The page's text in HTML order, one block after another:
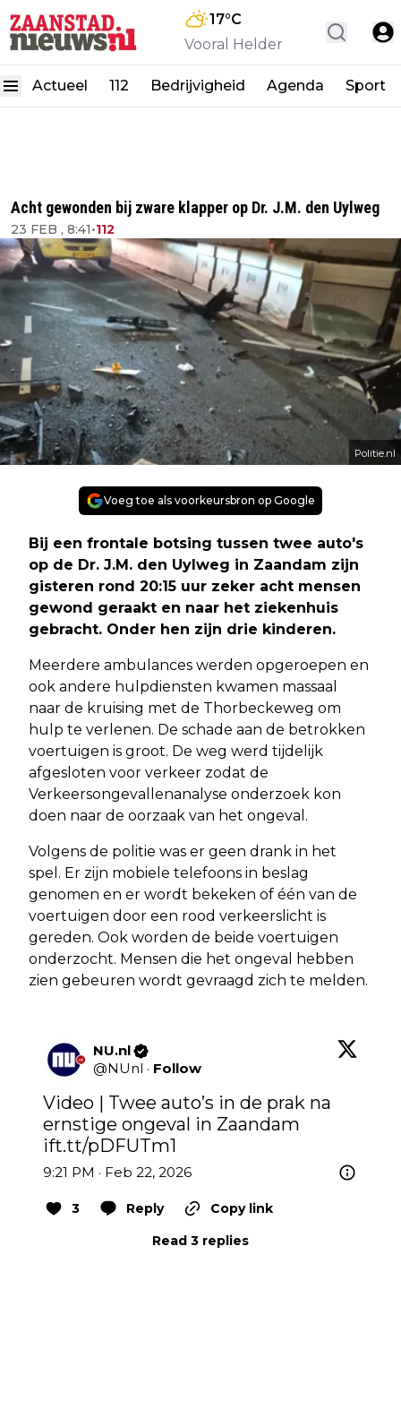
17°C
Vooral Helder
Actueel 112 Bedrijvigheid Agenda Sport
Acht gewonden bij zware klapper op Dr. J.M. den Uylweg
23 FEB , 8:41•112
Politie.nl
Voeg toe als voorkeursbron op Google
Bij een frontale botsing tussen twee auto's
op de Dr. J.M. den Uylweg in Zaandam zijn
gisteren rond 20:15 uur zeker acht mensen
gewond geraakt en naar het ziekenhuis
gebracht. Onder hen zijn drie kinderen.
Meerdere ambulances werden opgeroepen en
ook andere hulpdiensten kwamen massaal
naar de kruising met de Thorbeckeweg om
hulp te verlenen. De schade aan de betrokken
voertuigen is groot. De weg werd tijdelijk
afgesloten voor verkeer zodat de
Verkeersongevallenanalyse onderzoek kon
doen naar de oorzaak van het ongeval.
Volgens de politie was er geen drank in het
spel. Er zijn mobiele telefoons in beslag
genomen en er wordt bekeken of één van de
voertuigen door een rood verkeerslicht is
gereden. Ook worden de beide voertuigen
onderzocht. Mensen die het ongeval hebben
zien gebeuren wordt gevraagd zich te melden.
NU.nl
@NUnl · Follow
Video | Twee auto’s in de prak na
ift.tt/pDFUTm1
9:21 PM · Feb 22, 2026
3 Reply
Copy link
Read 3 replies